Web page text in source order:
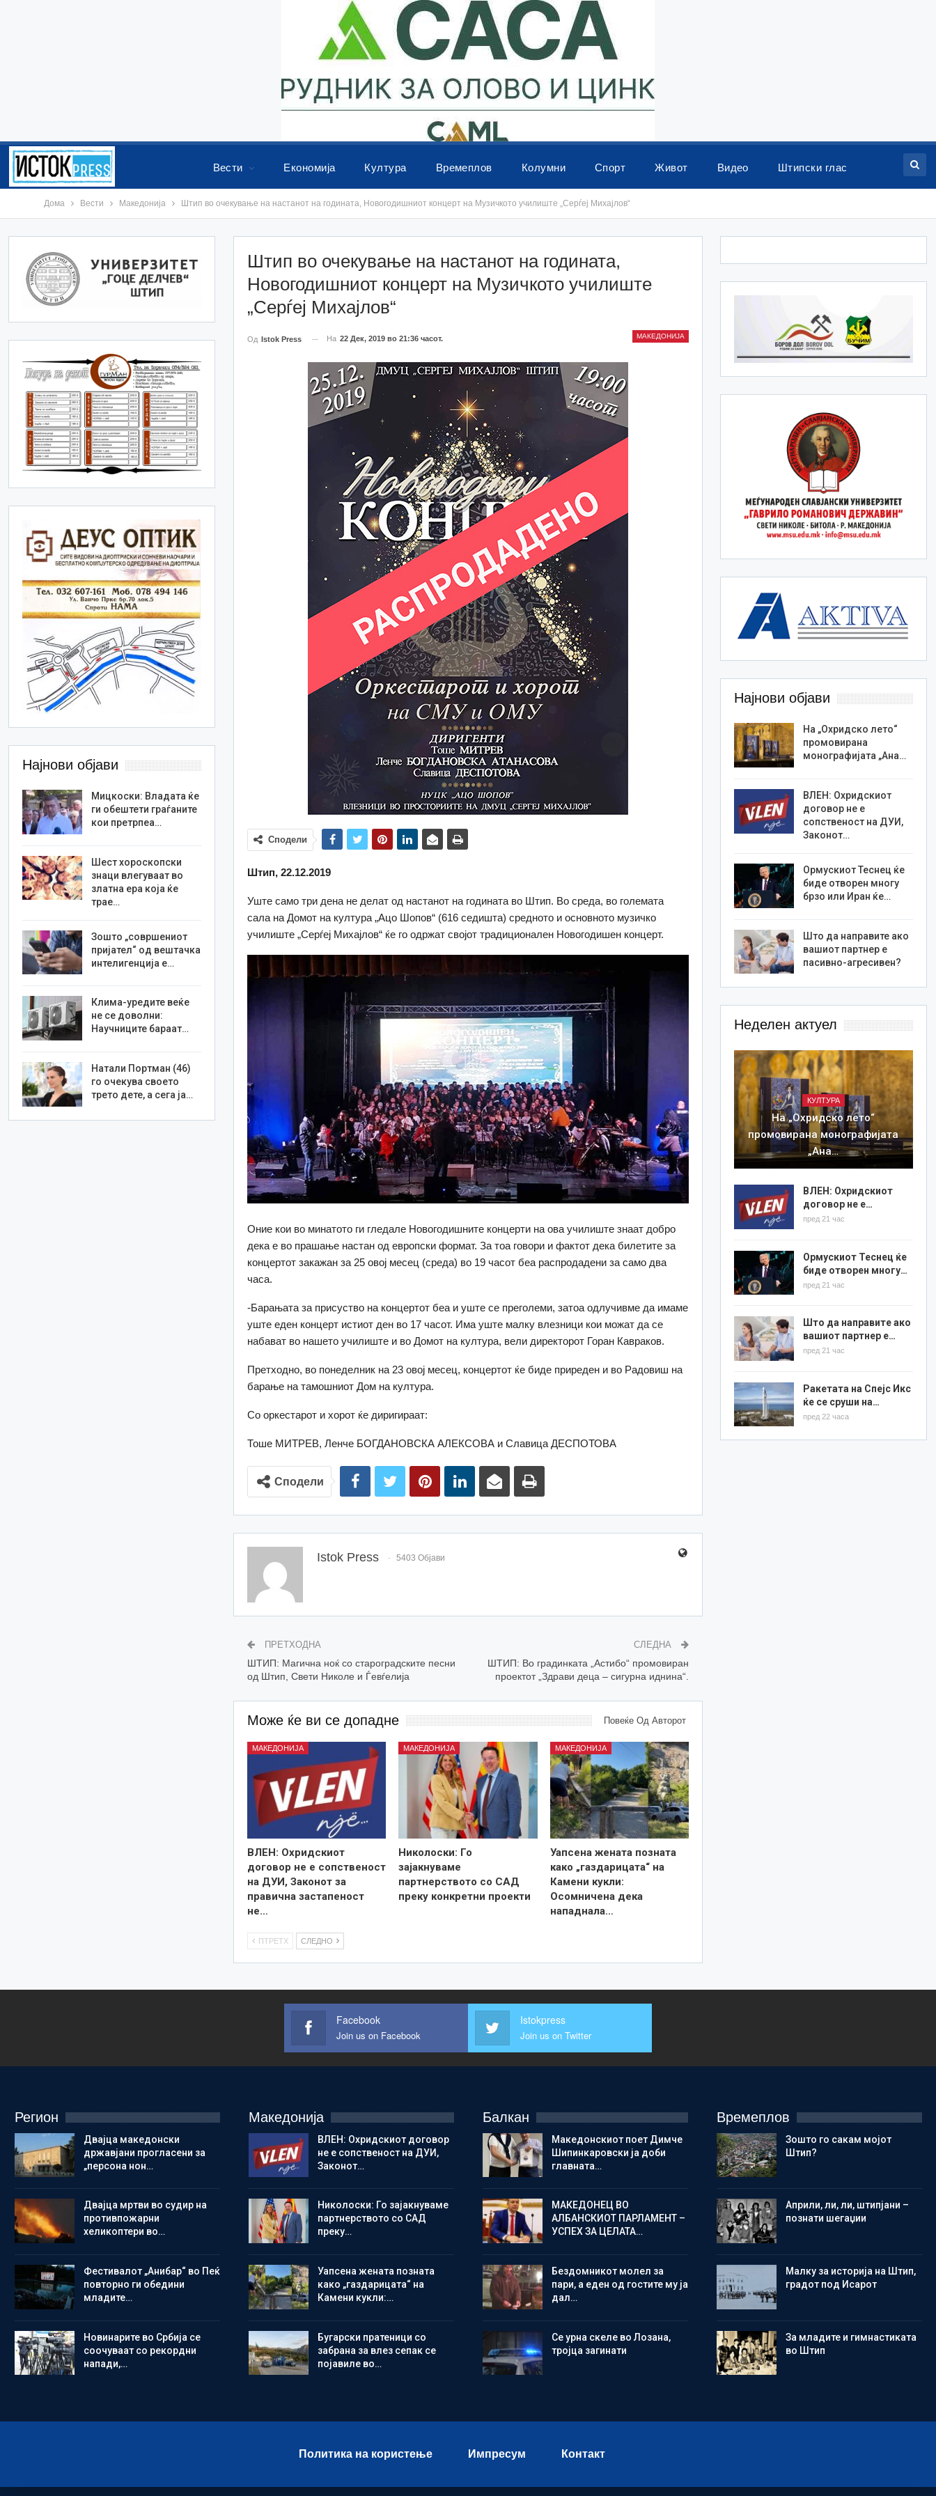
Вести Економија Култура Времеплов Колумни Спорт Живот Видео Штипски глас
Дома Вести Македонија Штип во очекување на настанот на годината, Новогодишниот концерт на Музичкото училиште „Серѓеј Михајлов“
Штип во очекување на настанот на годината,
Новогодишниот концерт на Музичкото училиште
„Серѓеј Михајлов“
МАКЕДОНИЈА
Од Istok Press На 22 Дек, 2019 во 21:36 часот.
Сподели
Штип, 22.12.2019
Уште само три дена не делат од настанот на годината во Штип. Во среда, во големата
сала на Домот на култура „Ацо Шопов“ (616 седишта) средното и основното музичко
училиште „Серѓеј Михајлов“ ќе го одржат својот традиционален Новогодишен концерт.
Оние кои во минатото ги гледале Новогодишните концерти на ова училиште знаат добро
дека е во прашање настан од европски формат. За тоа говори и фактот дека билетите за
концертот закажан за 25 овој месец (среда) во 19 часот беа распродадени за само два
часа.
-Барањата за присуство на концертот беа и уште се преголеми, затоа одлучивме да имаме
уште еден концерт истиот ден во 17 часот. Има уште малку влезници кои можат да се
набават во нашето училиште и во Домот на култура, вели директорот Горан Кавраков.
Претходно, во понеделник на 23 овој месец, концертот ќе биде приреден и во Радовиш на
барање на тамошниот Дом на култура.
Со оркестарот и хорот ќе диригираат:
Тоше МИТРЕВ, Ленче БОГДАНОВСКА АЛЕКСОВА и Славица ДЕСПОТОВА
Сподели
Istok Press 5403 Објави
ПРЕТХОДНА
ШТИП: Магична ноќ со староградските песни
од Штип, Свети Николе и Ѓевѓелија
СЛЕДНА
ШТИП: Во градинката „Астибо“ промовиран
проектот „Здрави деца – сигурна иднина“.
Може ќе ви се допадне Повеќе Од Авторот
МАКЕДОНИЈА
ВЛЕН: Охридскиот
договор не е сопственост
на ДУИ, Законот за
правична застапеност
не…
МАКЕДОНИЈА
Николоски: Го
зајакнуваме
партнерството со САД
преку конкретни проекти
МАКЕДОНИЈА
Уапсена жената позната
како „газдарицата“ на
Камени кукли:
Осомничена дека
нападнала…
ПТРЕТХ СЛЕДНО
Најнови објави
На „Охридско лето“
промовирана
монографијата „Ана…
ВЛЕН: Охридскиот
договор не е
сопственост на ДУИ,
Законот…
Ормускиот Теснец ќе
биде отворен многу
брзо или Иран ќе…
Што да направите ако
вашиот партнер е
пасивно-агресивен?
Неделен актуел
КУЛТУРА
На „Охридско лето“
промовирана монографијата
„Ана…
ВЛЕН: Охридскиот
договор не е…
пред 21 час
Ормускиот Теснец ќе
биде отворен многу…
пред 21 час
Што да направите ако
вашиот партнер е…
пред 21 час
Ракетата на Спејс Икс
ќе се сруши на…
пред 22 часа
Најнови објави
Мицкоски: Владата ќе
ги обештети граѓаните
кои претрпеа…
Шест хороскопски
знаци влегуваат во
златна ера која ќе
трае…
Зошто „совршениот
пријател“ од вештачка
интелигенција е…
Клима-уредите веќе
не се доволни:
Научниците бараат…
Натали Портман (46)
го очекува своето
трето дете, а сега ја…
Facebook
Join us on Facebook
Istokpress
Join us on Twitter
Регион
Двајца македонски
државјани прогласени за
„персона нон…
Двајца мртви во судир на
противпожарни
хеликоптери во…
Фестивалот „Анибар“ во Пеќ
повторно ги обедини
младите…
Новинарите во Србија се
соочуваат со рекордни
напади,…
Македонија
ВЛЕН: Охридскиот договор
не е сопственост на ДУИ,
Законот…
Николоски: Го зајакнуваме
партнерството со САД
преку…
Уапсена жената позната
како „газдарицата“ на
Камени кукли:…
Бугарски пратеници со
забрана за влез сепак се
појавиле во…
Балкан
Македонскиот поет Димче
Шипинкаровски ја доби
главната…
МАКЕДОНЕЦ ВО
АЛБАНСКИОТ ПАРЛАМЕНТ –
УСПЕХ ЗА ЦЕЛАТА…
Бездомникот молел за
пари, а еден од гостите му ја
дал…
Се урна скеле во Лозана,
тројца загинати
Времеплов
Зошто го сакам мојот
Штип?
Aприли, ли, ли, штипјани –
познати шегаџии
Малку за историја на Штип,
градот под Исарот
Зa младите и гимнастиката
во Штип
Политика на користење Импресум Контакт